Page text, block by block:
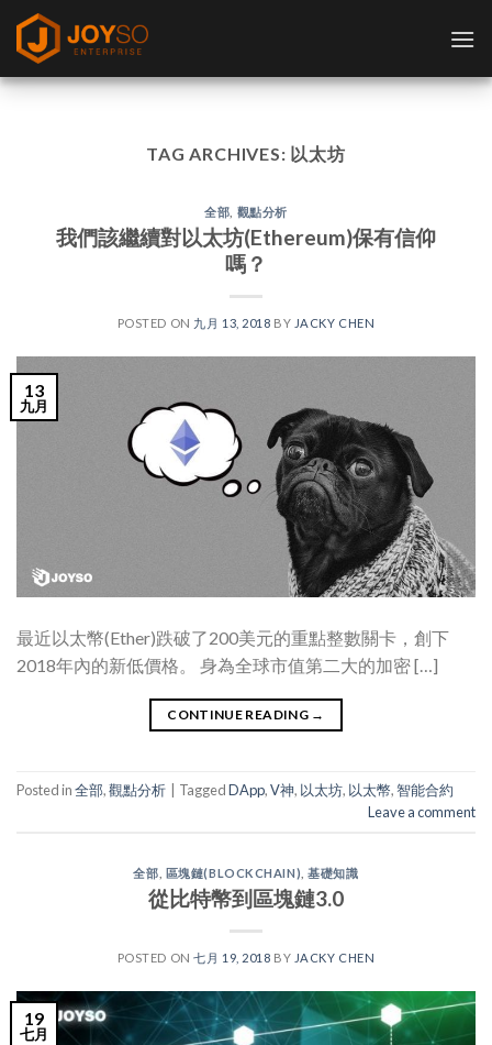
Skip
content
TAG ARCHIVES: 以太坊
全部 觀點分析
我們該繼續對以太坊(Ethereum)保有信仰
嗎？
POSTED ON 九月 13, 2018 BY JACKY CHEN
13
九月
最近以太幣(Ether)跌破了200美元的重點整數關卡，創下
2018年內的新低價格。 身為全球市值第二大的加密 […]
CONTINUE READING →
Posted in全部,觀點分析 TaggedDApp,V神, 以太坊, 以太幣,智能合約
Leave a comment
全部 區塊鏈(BLOCKCHAIN) ,基礎知識
從比特幣到區塊鏈3.0
POSTED ON七月 19, 2018 BY JACKY CHEN
19
七月